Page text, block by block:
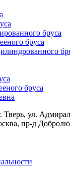
бруса
бруса
бруса
Тверь, ул.
пр-д